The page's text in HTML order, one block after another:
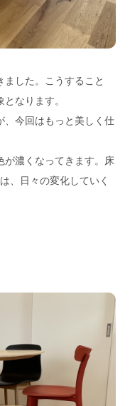
した。こうすること
なります。
、今回はもっと美しく仕
が濃くなってきます。床
、日々の変化していく